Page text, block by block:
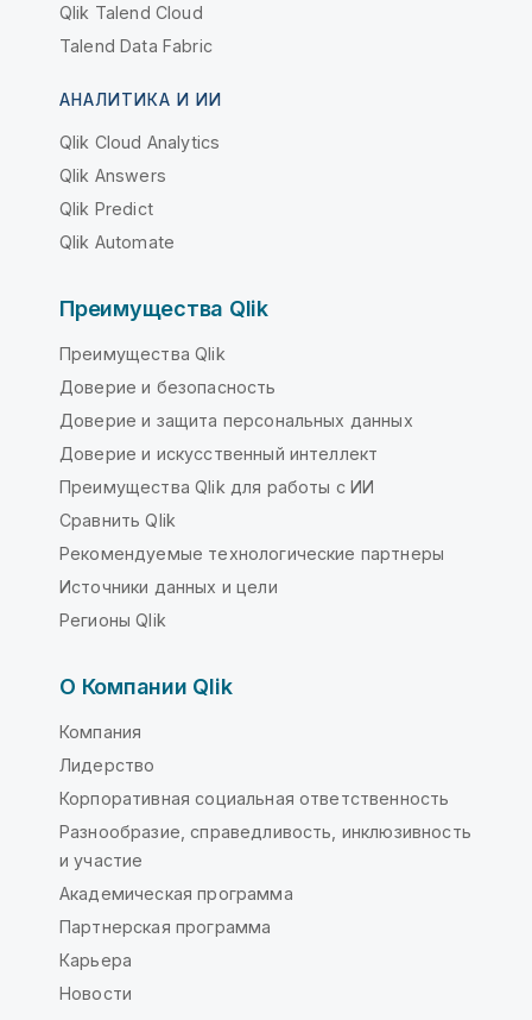
Qlik Talend Cloud
Talend Data Fabric
АНАЛИТИКА И ИИ
Qlik Cloud Analytics
Qlik Answers
Qlik Predict
Qlik Automate
Преимущества Qlik
Преимущества Qlik
Доверие и безопасность
Доверие и защита персональных данных
Доверие и искусственный интеллект
Преимущества Qlik для работы с ИИ
Сравнить Qlik
Рекомендуемые технологические партнеры
Источники данных и цели
Регионы Qlik
О Компании Qlik
Компания
Лидерство
Корпоративная социальная ответственность
Разнообразие, справедливость, инклюзивность
и участие
Академическая программа
Партнерская программа
Карьера
Новости